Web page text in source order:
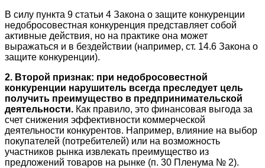
В силу пункта 9 статьи 4 Закона о защите конкуренции
недобросовестная конкуренция представляет собой
активные действия, но на практике она может
выражаться и в бездействии (например, ст. 14.6 Закона о
защите конкуренции).
2. Второй признак: при недобросовестной
конкуренции нарушитель всегда преследует цель
получить преимущество в предпринимательской
деятельности. Как правило, это финансовая выгода за
счет снижения эффективности коммерческой
деятельности конкурентов. Например, влияние на выбор
покупателей (потребителей) или на возможность
участников рынка извлекать преимущество из
предложений товаров на рынке (п. 30 Пленума № 2).